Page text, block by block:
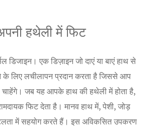
हथेली में फिट
डिजाइन। एक डिज़ाइन जो दाएं या बाएं हाथ से
के लिए लचीलापन प्रदान करता है जिससे आप
चाहेंगे। जब यह आपके हाथ की हथेली में होता है,
फिट देता है। मानव हाथ में, पेशी, जोड़
में सहयोग करते हैं। इस अविकसित उपकरण